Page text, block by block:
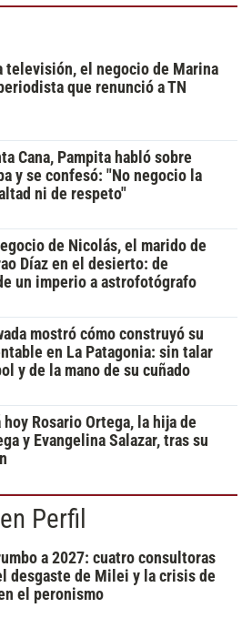
televisión, el negocio de Marina
que renunció a TN
Cana, Pampita habló sobre
y se confesó: "No negocio la
ni de respeto"
de Nicolás, el marido de
Díaz en el desierto: de
un imperio a astrofotógrafo
mostró cómo construyó su
en La Patagonia: sin talar
y de la mano de su cuñado
hoy Rosario Ortega, la hija de
y Evangelina Salazar, tras su
Perfil
a 2027: cuatro consultoras
desgaste de Milei y la crisis de
el peronismo